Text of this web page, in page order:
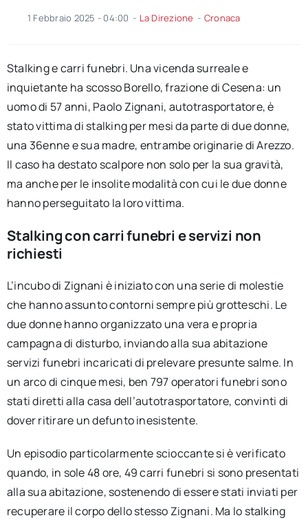
1 Febbraio 2025 - 04:00 - La Direzione - Cronaca
Stalking e carri funebri. Una vicenda surreale e
inquietante ha scosso Borello, frazione di Cesena: un
uomo di 57 anni, Paolo Zignani, autotrasportatore, è
stato vittima di stalking per mesi da parte di due donne,
una 36enne e sua madre, entrambe originarie di Arezzo.
Il caso ha destato scalpore non solo per la sua gravità,
ma anche per le insolite modalità con cui le due donne
hanno perseguitato la loro vittima.
Stalking con carri funebri e servizi non
richiesti
L’incubo di Zignani è iniziato con una serie di molestie
che hanno assunto contorni sempre più grotteschi. Le
due donne hanno organizzato una vera e propria
campagna di disturbo, inviando alla sua abitazione
servizi funebri incaricati di prelevare presunte salme. In
un arco di cinque mesi, ben 797 operatori funebri sono
stati diretti alla casa dell’autotrasportatore, convinti di
dover ritirare un defunto inesistente.
Un episodio particolarmente scioccante si è verificato
quando, in sole 48 ore, 49 carri funebri si sono presentati
alla sua abitazione, sostenendo di essere stati inviati per
recuperare il corpo dello stesso Zignani. Ma lo stalking